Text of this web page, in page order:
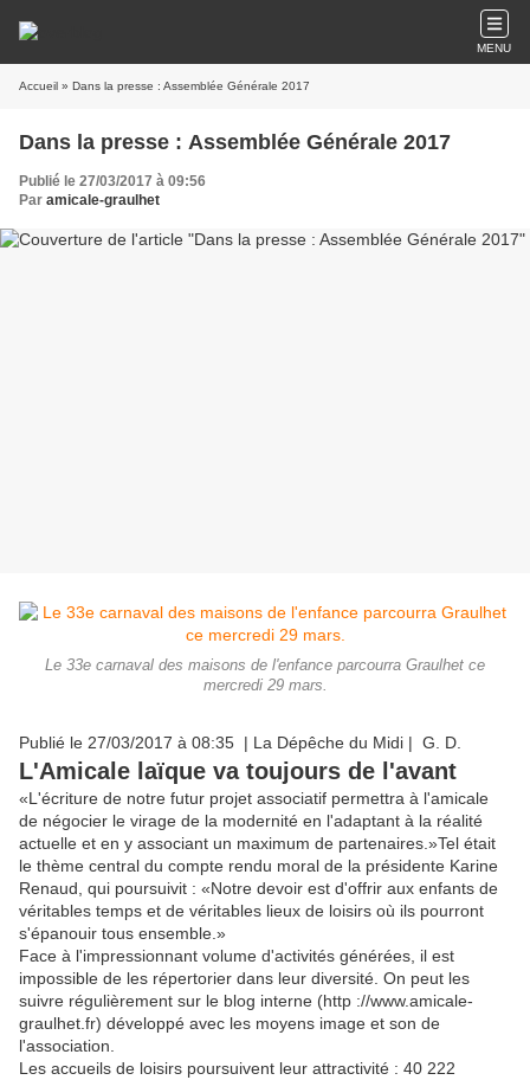
MENU
Accueil » Dans la presse : Assemblée Générale 2017
Dans la presse : Assemblée Générale 2017
Publié le 27/03/2017 à 09:56
Par amicale-graulhet
Le 33e carnaval des maisons de l'enfance parcourra Graulhet ce
mercredi 29 mars.
Publié le 27/03/2017 à 08:35 | La Dépêche du Midi | G. D.
L'Amicale laïque va toujours de l'avant
«L'écriture de notre futur projet associatif permettra à l'amicale
de négocier le virage de la modernité en l'adaptant à la réalité
actuelle et en y associant un maximum de partenaires.»Tel était
le thème central du compte rendu moral de la présidente Karine
Renaud, qui poursuivit : «Notre devoir est d'offrir aux enfants de
véritables temps et de véritables lieux de loisirs où ils pourront
s'épanouir tous ensemble.»
Face à l'impressionnant volume d'activités générées, il est
impossible de les répertorier dans leur diversité. On peut les
suivre régulièrement sur le blog interne (http ://www.amicale-
graulhet.fr) développé avec les moyens image et son de
l'association.
Les accueils de loisirs poursuivent leur attractivité : 40 222